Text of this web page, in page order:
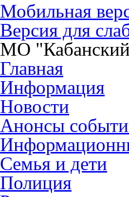
Мобильная
Версия для
МО
Главная
Информация
Новости
Анонсы
Семья и дети
Полиция